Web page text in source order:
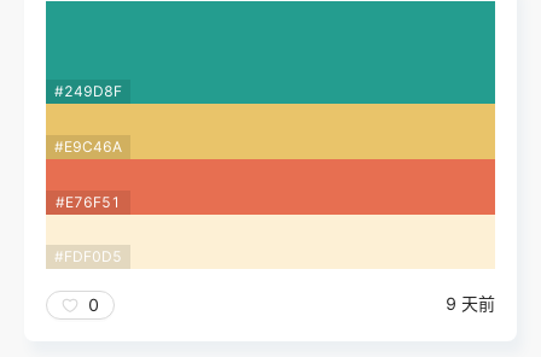
#249D8F
#E9C46A
#E76F51
#FDF0D5
0 9 天前